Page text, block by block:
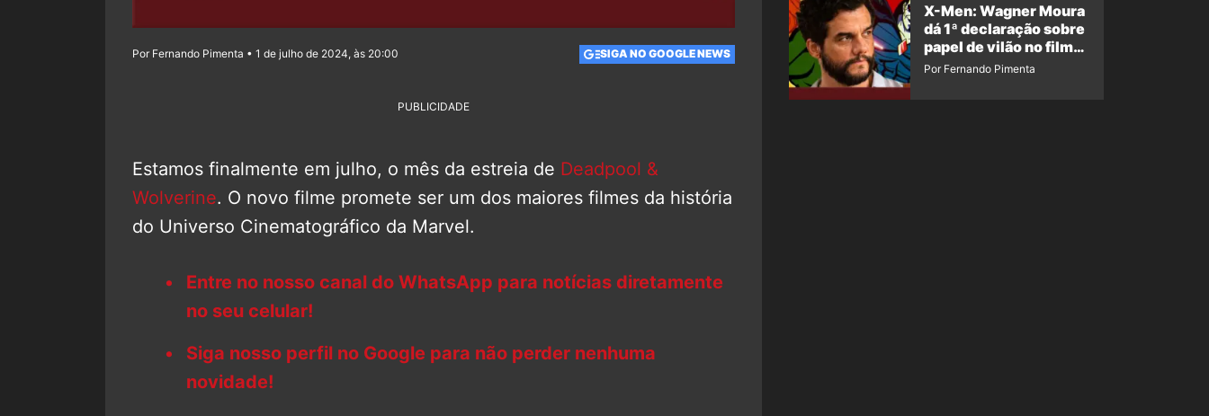
Por Fernando Pimenta • 1 de julho de 2024, às 20:00 SIGA NO GOOGLE NEWS
PUBLICIDADE
Estamos finalmente em julho, o mês da estreia de Deadpool &
Wolverine. O novo filme promete ser um dos maiores filmes da história
do Universo Cinematográfico da Marvel.
Entre no nosso canal do WhatsApp para notícias diretamente
no seu celular!
Siga nosso perfil no Google para não perder nenhuma
novidade!
X-Men: Wagner Moura
dá 1ª declaração sobre
papel de vilão no filme
da Marvel
Por Fernando Pimenta